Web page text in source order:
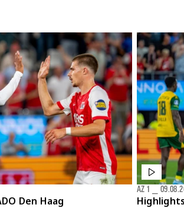
Den Haag
AZ 1